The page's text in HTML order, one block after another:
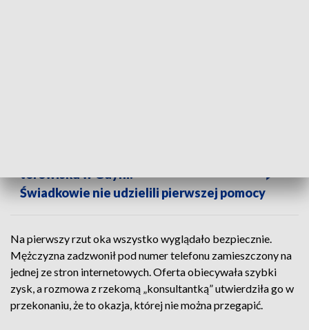
torowisku w Gdyni.
Świadkowie nie udzielili pierwszej pomocy
Na pierwszy rzut oka wszystko wyglądało bezpiecznie.
Mężczyzna zadzwonił pod numer telefonu zamieszczony na
jednej ze stron internetowych. Oferta obiecywała szybki
zysk, a rozmowa z rzekomą „konsultantką” utwierdziła go w
przekonaniu, że to okazja, której nie można przegapić.